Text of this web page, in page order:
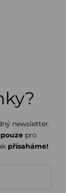
newsletter.
pouze pro
přísaháme!